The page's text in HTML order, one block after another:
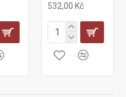
532,00 Kč